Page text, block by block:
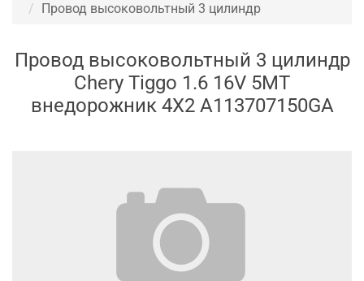
Провод высоковольтный 3 цилиндр
Провод высоковольтный 3 цилиндр
Chery Tiggo 1.6 16V 5MT
внедорожник 4X2 A113707150GA